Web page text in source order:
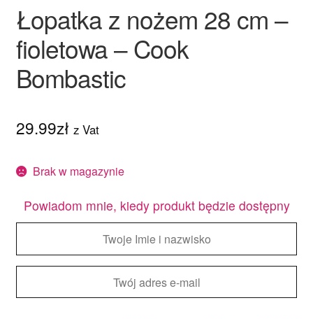
Łopatka z nożem 28 cm –
fioletowa – Cook
Bombastic
29.99zł z Vat
Brak w magazynie
Powiadom mnie, kiedy produkt będzie dostępny